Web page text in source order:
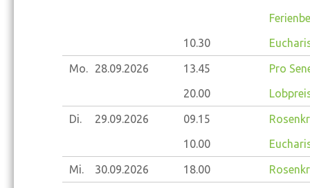
10.30
Mo. 28.09.2026 13.45
Pro
20.00
Di. 29.09.2026 09.15
10.00
Mi. 30.09.2026 18.00